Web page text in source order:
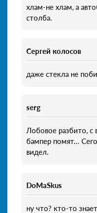
хлам-не хлам, а
столба.
Сергей колосов
даже стекла не
serg
Лобовое разбито, с
бампер помят...
видел.
DoMaSkus
ну что? кто-то